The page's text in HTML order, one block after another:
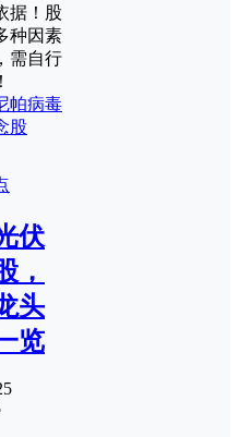
据！股
种因素
需自行
帕病毒
股
伏
，
头
览